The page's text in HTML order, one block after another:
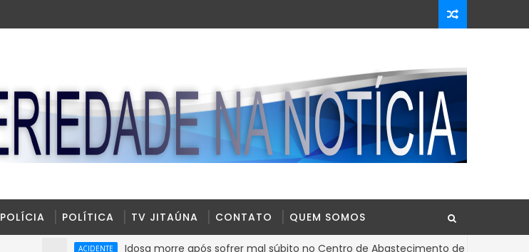
POLÍCIA POLÍTICA TV JITAÚNA CONTATO QUEM SOMOS
Idosa morre após sofrer mal súbito no Centro de Abastecimento de Ipiaú